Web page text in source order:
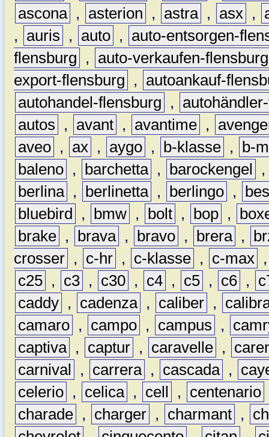
ascona , asterion , astra , asx ,
,
auris , auto ,
auto-entsorgen-
flensburg
,
auto-verkaufen-flensburg
export-flensburg
,
autoankauf-
autohandel-flensburg
,
autos
, avant , avantime ,
aveo , ax , aygo , b-klasse ,
b-
baleno , barchetta , barockengel
berlina , berlinetta , berlingo ,
bluebird
, bmw , bolt , bop ,
brake , brava , bravo , brera ,
crosser , c-hr , c-klasse , c-max
c25 , c3 , c30 , c4 , c5 , c6 ,
caddy , cadenza , caliber ,
camaro , campo , campus ,
captiva , captur , caravelle ,
carnival
, carrera , cascada ,
celerio , celica , cell , centenario
charade , charger , charmant ,